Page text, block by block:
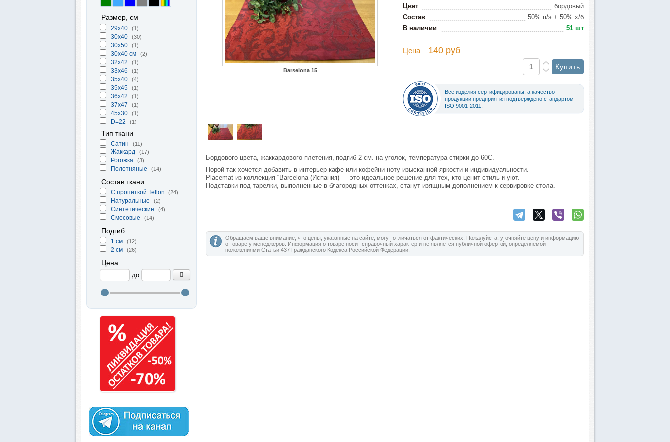
Размер, см
29x40 (1)
30x40 (30)
30x50 (1)
30х40 см (2)
32x42 (1)
33x46 (1)
35x40 (4)
35x45 (1)
36x42 (1)
37x47 (1)
45x30 (1)
D=22 (1)
Тип ткани
Cатин (11)
Жаккард (17)
Рогожка (3)
Полотняные (14)
Состав ткани
С пропиткой Teflon (24)
Натуральные (2)
Синтетические (4)
Смесовые (14)
Подгиб
1 см (12)
2 см (26)
Цена
до
Barselona 15
Цвет
бордовый
Состав
50% п/э + 50% х/б
В наличии
51 шт
Цена 140 руб
Все изделия сертифицированы, а качество
продукции предприятия подтверждено стандартом
ISO 9001-2011.
Бордового цвета, жаккардового плетения, подгиб 2 см. на уголок, температура стирки до 60С.
Порой так хочется добавить в интерьер кафе или кофейни ноту изысканной яркости и индивидуальности.
Placemat из коллекция “Barcelona”(Испания) — это идеальное решение для тех, кто ценит стиль и уют.
Подставки под тарелки, выполненные в благородных оттенках, станут изящным дополнением к сервировке стола.
Обращаем ваше внимание, что цены, указанные на сайте, могут отличаться от фактических. Пожалуйста, уточняйте цену и информацию
о товаре у менеджеров. Информация о товаре носит справочный характер и не является публичной офертой, определяемой
положениями Статьи 437 Гражданского Кодекса Российской Федерации.